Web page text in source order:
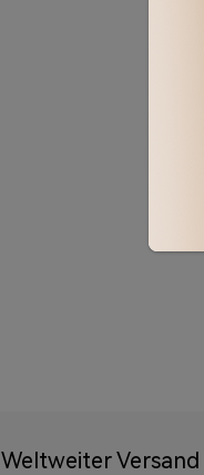
Weltweiter Versand